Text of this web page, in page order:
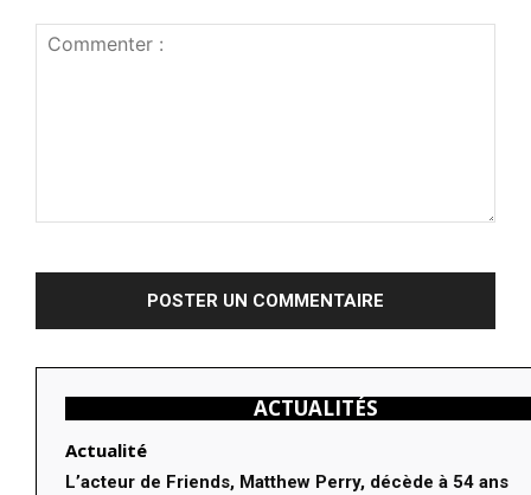
ACTUALITÉS
Actualité
L’acteur de Friends, Matthew Perry, décède à 54 ans